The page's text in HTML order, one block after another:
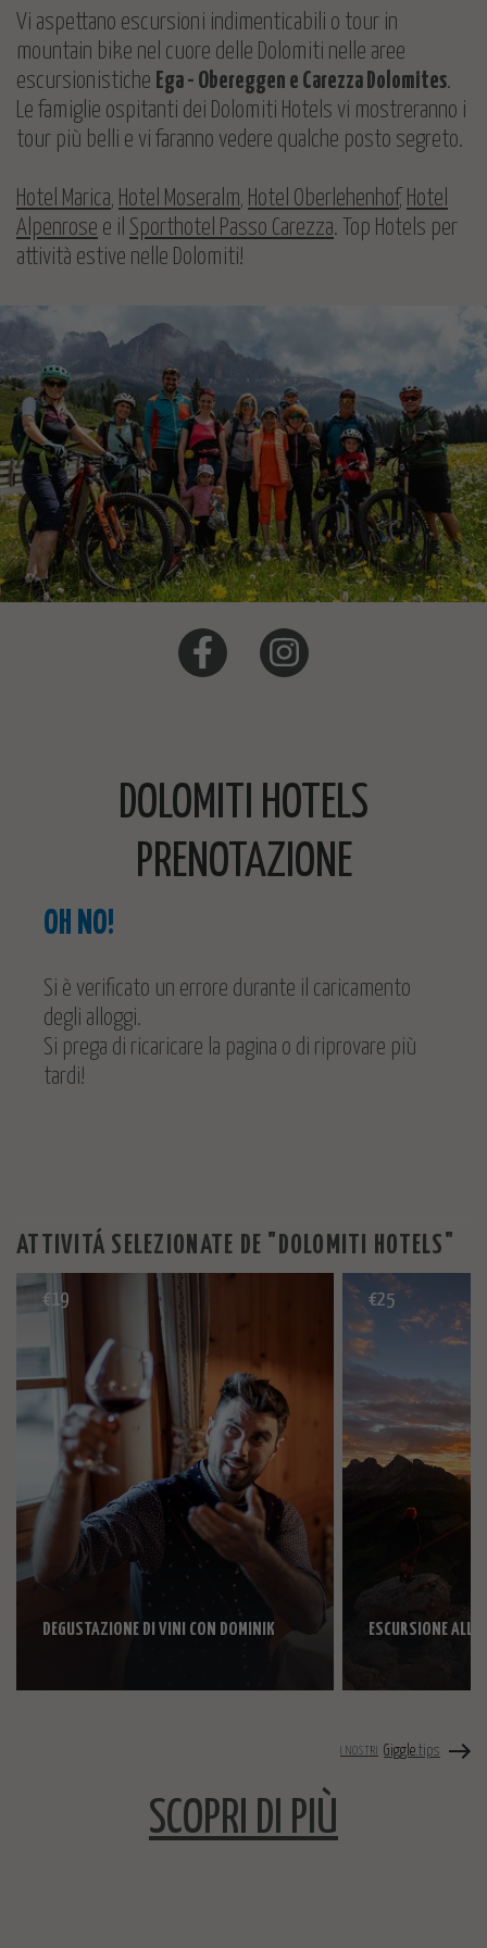
Vi aspettano escursioni indimenticabili o tour in
mountain bike nel cuore delle Dolomiti nelle aree
escursionistiche Ega - Obereggen e Carezza Dolomites.
Le famiglie ospitanti dei Dolomiti Hotels vi mostreranno i
tour più belli e vi faranno vedere qualche posto segreto.
Hotel Marica, Hotel Moseralm, Hotel Oberlehenhof, Hotel
Alpenrose e il Sporthotel Passo Carezza. Top Hotels per
attività estive nelle Dolomiti!
DOLOMITI HOTELS
PRENOTAZIONE
OH NO!
Si è verificato un errore durante il caricamento
degli alloggi.
Si prega di ricaricare la pagina o di riprovare più
tardi!
ATTIVITÁ SELEZIONATE DE "DOLOMITI HOTELS"
€19
DEGUSTAZIONE DI VINI CON DOMINIK
€25
ESCURSIONE
I NOSTRI Giggle .tips
SCOPRI DI PIÙ